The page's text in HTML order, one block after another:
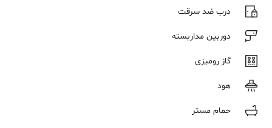
درب ضد سرقت
دوربین مداربسته
گاز رومیزی
هود
حمام مستر